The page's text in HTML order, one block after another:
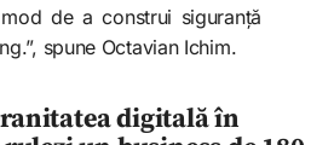
de a construi siguranță
spune Octavian Ichim.
digitală în